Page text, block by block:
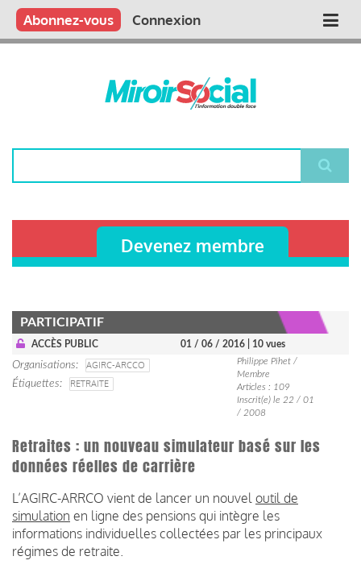
Aller
contenu
Main
Qui sommes nous ?
Vous publiez
Nous publions
Contactez-nous
Abonnez-vous Connexion
Devenez membre
PARTICIPATIF
ACCÈS PUBLIC 01 / 06 / 2016 | 10 vues
Organisations
AGIRC-ARCCO
Étiquettes
RETRAITE
Philippe Pihet /
Membre
Articles : 109
Inscrit(e) le 22 / 01
/ 2008
Retraites : un nouveau simulateur basé sur les
données réelles de carrière
L’AGIRC-ARRCO vient de lancer un nouvel outil de
simulation en ligne des pensions qui intègre les
informations individuelles collectées par les principaux
régimes de retraite.